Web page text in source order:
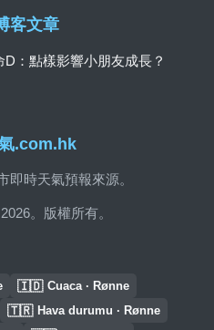
.com.hk
即時天氣預報來源。
。版權所有。
客文章
：點樣影響小朋友成長？
🇮🇩 Cuaca · Rønne
🇹🇷 Hava durumu · Rønne